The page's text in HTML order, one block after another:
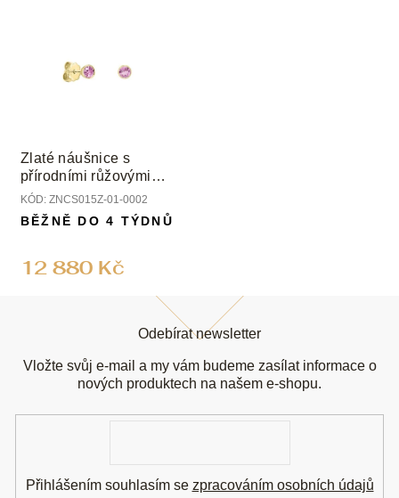
Zlaté náušnice s
přírodními růžovými
turmalíny
KÓD: ZNCS015Z-01-0002
12 880 Kč
BĚŽNĚ DO 4 TÝDNŮ
Odebírat newsletter
Vložte svůj e-mail a my vám budeme zasílat informace o
nových produktech na našem e-shopu.
Přihlášením souhlasím se zpracováním osobních údajů